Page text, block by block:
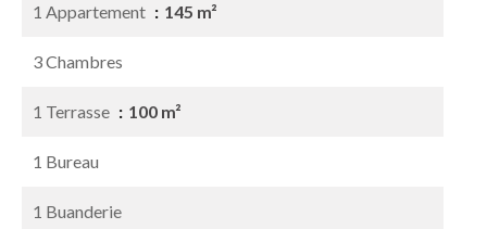
1 Appartement 145 m²
3 Chambres
1 Terrasse 100 m²
1 Bureau
1 Buanderie